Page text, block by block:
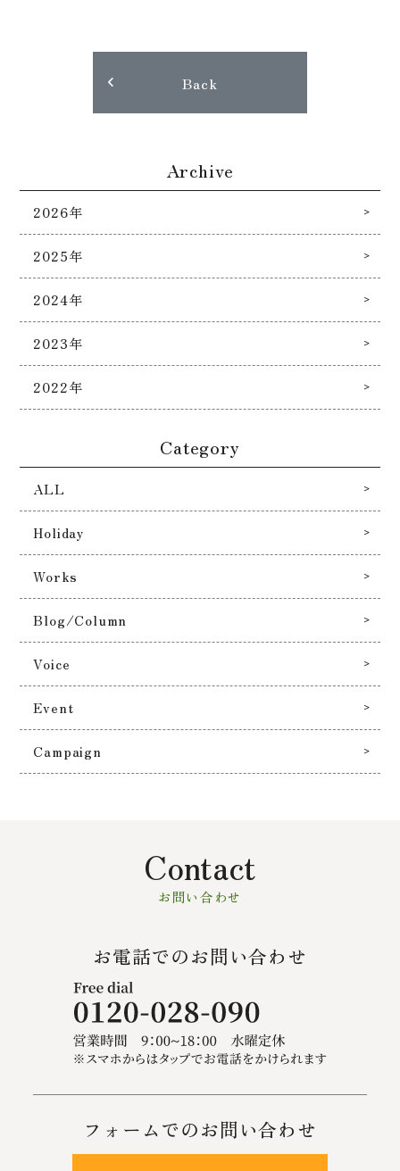
Back
Archive
2026年
2025年
2024年
2023年
2022年
Category
ALL
Holiday
Works
Blog/Column
Voice
Event
Campaign
Contact
お問い合わせ
お電話でのお問い合わせ
フォームでのお問い合わせ